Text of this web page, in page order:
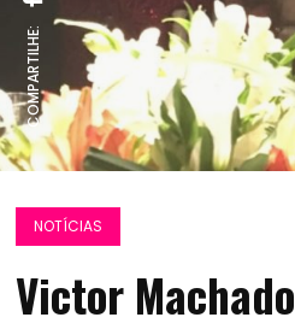
COMPARTILHE:
NOTÍCIAS
Victor Machado